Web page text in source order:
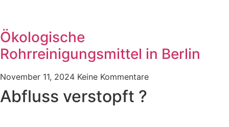
Ökologische
Rohrreinigungsmittel in Berlin
November 11, 2024 Keine Kommentare
Abfluss verstopft ?